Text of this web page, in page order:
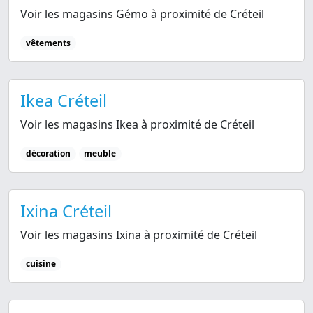
Voir les magasins Gémo à proximité de Créteil
vêtements
Ikea Créteil
Voir les magasins Ikea à proximité de Créteil
décoration meuble
Ixina Créteil
Voir les magasins Ixina à proximité de Créteil
cuisine